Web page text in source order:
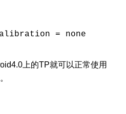
= none
上的TP就可以正常使用